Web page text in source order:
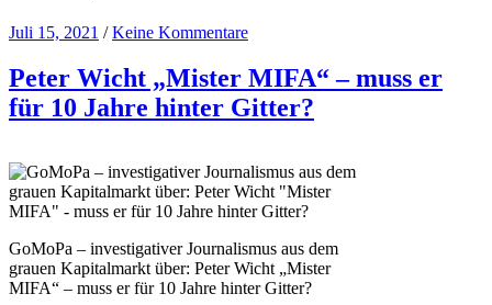
Juli 15, 2021 / Keine Kommentare
Peter Wicht „Mister MIFA“ – muss er
für 10 Jahre hinter Gitter?
GoMoPa – investigativer Journalismus aus dem
grauen Kapitalmarkt über: Peter Wicht „Mister
MIFA“ – muss er für 10 Jahre hinter Gitter?